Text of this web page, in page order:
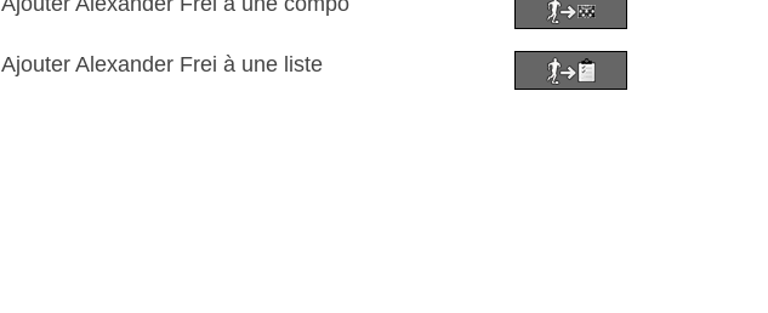
Ajouter Alexander Frei à une liste